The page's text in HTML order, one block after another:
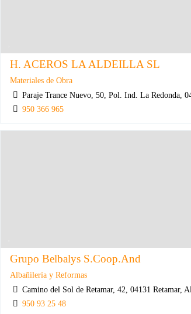
H. ACEROS LA ALDEILLA SL
Materiales de Obra
Paraje Trance Nuevo, 50, Pol. Ind. La Redonda,
950 366 965
Grupo Belbalys S.Coop.And
Albañilería y Reformas
Camino del Sol de Retamar, 42, 04131 Retamar,
950 93 25 48